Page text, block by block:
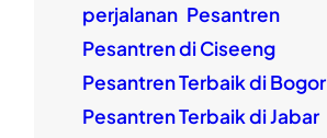
perjalanan Pesantren
Pesantren di Ciseeng
Pesantren Terbaik di Bogor
Pesantren Terbaik di Jabar